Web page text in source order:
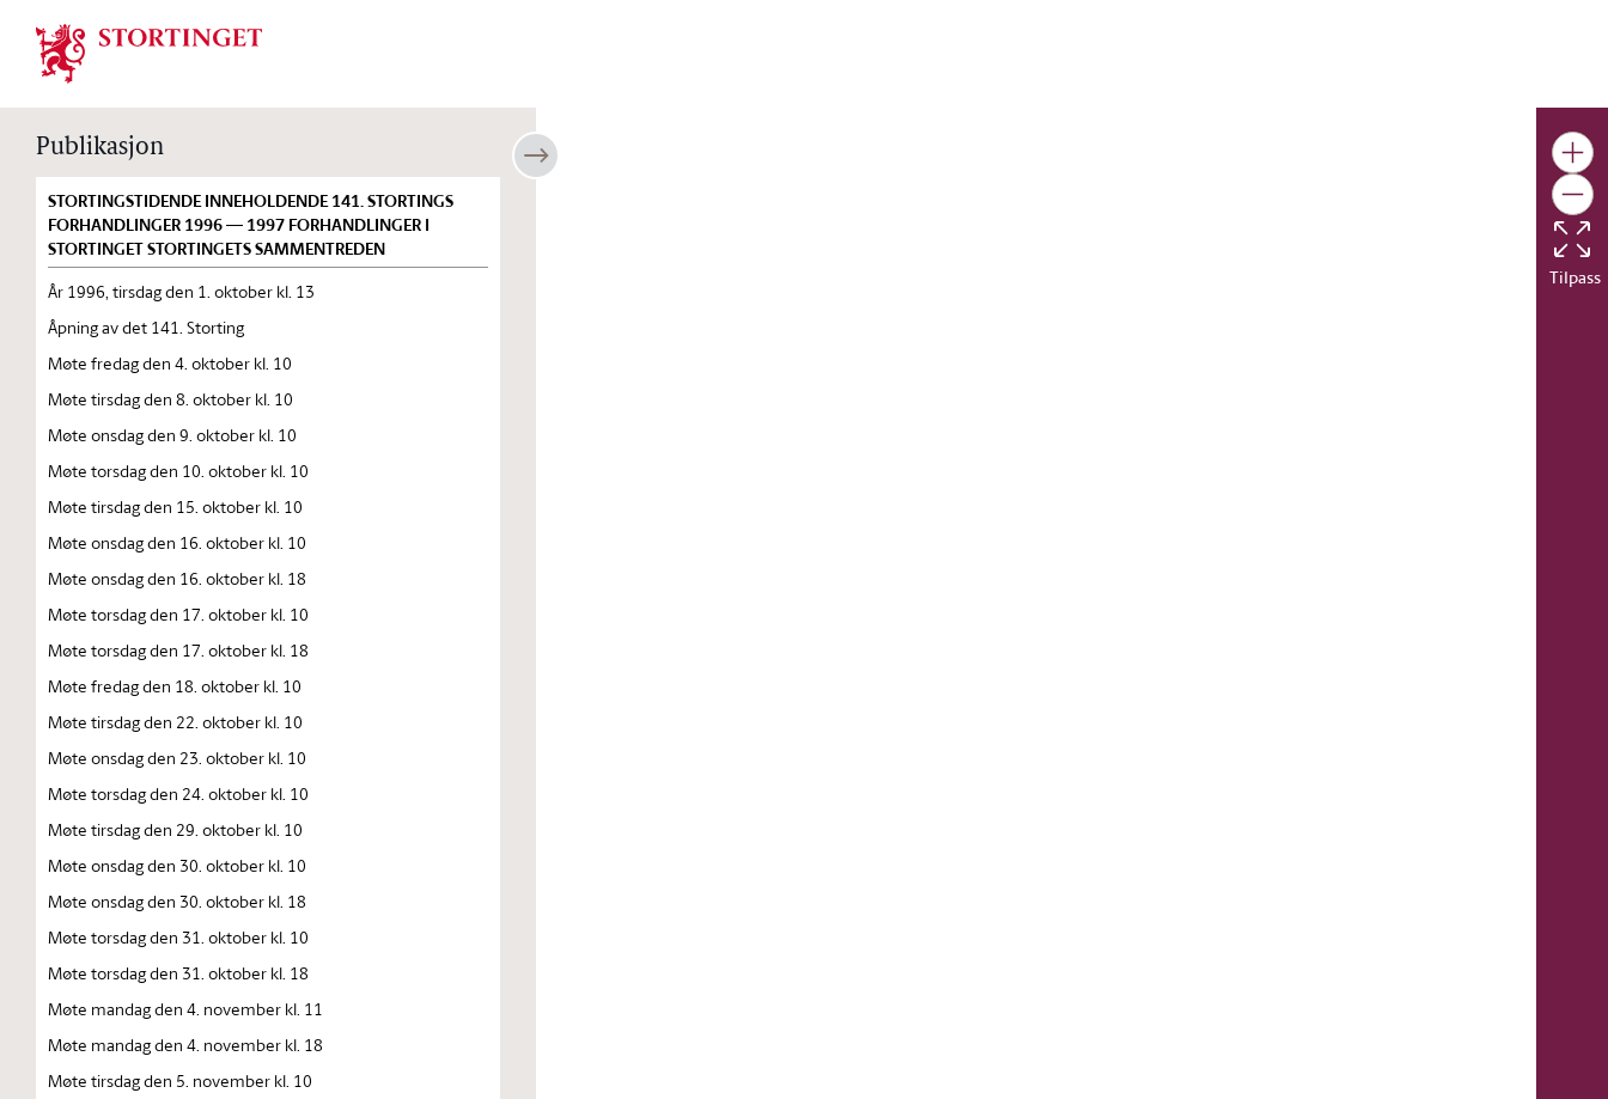
Stortinget.no
Publikasjon
STORTINGSTIDENDE INNEHOLDENDE 141. STORTINGS
FORHANDLINGER 1996 — 1997 FORHANDLINGER I
STORTINGET STORTINGETS SAMMENTREDEN
År 1996, tirsdag den 1. oktober kl. 13
Åpning av det 141. Storting
Møte fredag den 4. oktober kl. 10
Møte tirsdag den 8. oktober kl. 10
Møte onsdag den 9. oktober kl. 10
Møte torsdag den 10. oktober kl. 10
Møte tirsdag den 15. oktober kl. 10
Møte onsdag den 16. oktober kl. 10
Møte onsdag den 16. oktober kl. 18
Møte torsdag den 17. oktober kl. 10
Møte torsdag den 17. oktober kl. 18
Møte fredag den 18. oktober kl. 10
Møte tirsdag den 22. oktober kl. 10
Møte onsdag den 23. oktober kl. 10
Møte torsdag den 24. oktober kl. 10
Møte tirsdag den 29. oktober kl. 10
Møte onsdag den 30. oktober kl. 10
Møte onsdag den 30. oktober kl. 18
Møte torsdag den 31. oktober kl. 10
Møte torsdag den 31. oktober kl. 18
Møte mandag den 4. november kl. 11
Møte mandag den 4. november kl. 18
Møte tirsdag den 5. november kl. 10